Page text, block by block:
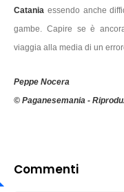
Catania essendo anche
gambe. Capire se è
viaggia alla media di un
Peppe Nocera
© Paganesemania -
Commenti